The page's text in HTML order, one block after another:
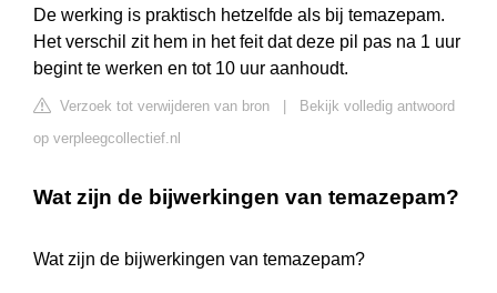
De werking is praktisch hetzelfde als bij temazepam.
Het verschil zit hem in het feit dat deze pil pas na 1 uur
begint te werken en tot 10 uur aanhoudt.
Verzoek tot verwijderen van bron
Bekijk volledig antwoord
op verpleegcollectief.nl
Wat zijn de bijwerkingen van temazepam?
Wat zijn de bijwerkingen van temazepam?